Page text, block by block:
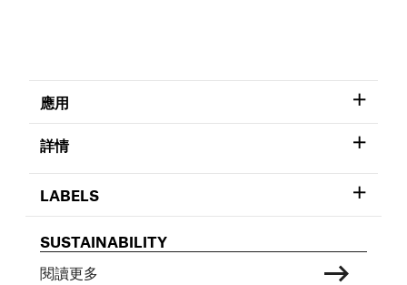
應用
詳情
LABELS
SUSTAINABILITY
閱讀更多